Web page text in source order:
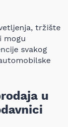
tržište
mogu
svakog
u